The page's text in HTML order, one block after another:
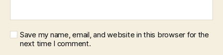
Save my name, email, and website in this browser for the
next time I comment.